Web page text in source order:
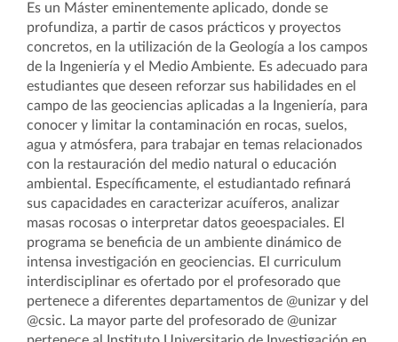
Es un Máster eminentemente aplicado, donde se
profundiza, a partir de casos prácticos y proyectos
concretos, en la utilización de la Geología a los campos
de la Ingeniería y el Medio Ambiente. Es adecuado para
estudiantes que deseen reforzar sus habilidades en el
campo de las geociencias aplicadas a la Ingeniería, para
conocer y limitar la contaminación en rocas, suelos,
agua y atmósfera, para trabajar en temas relacionados
con la restauración del medio natural o educación
ambiental. Específicamente, el estudiantado refinará
sus capacidades en caracterizar acuíferos, analizar
masas rocosas o interpretar datos geoespaciales. El
programa se beneficia de un ambiente dinámico de
intensa investigación en geociencias. El curriculum
interdisciplinar es ofertado por el profesorado que
pertenece a diferentes departamentos de @unizar y del
@csic. La mayor parte del profesorado de @unizar